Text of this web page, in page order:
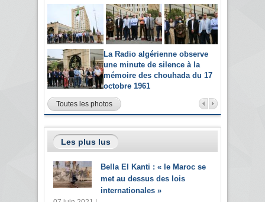
La Radio algérienne observe
une minute de silence à la
mémoire des chouhada du 17
octobre 1961
Toutes les photos
Les plus lus
Bella El Kanti : « le Maroc se
met au dessus des lois
internationales »